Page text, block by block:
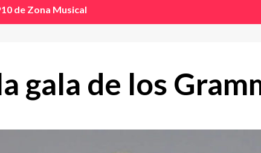
de Zona Musical
gala de los